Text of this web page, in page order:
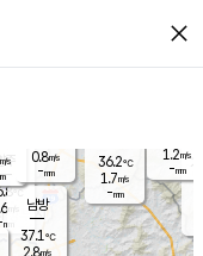
close
주
℃
mm
36.2℃
1.7m/s
-mm
1.2m/s
-mm
남방
37.1℃
2.8m/s
m/s 0.8m/s
-mm